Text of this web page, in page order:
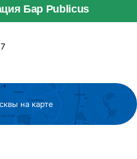
Бар Publicus
на карте